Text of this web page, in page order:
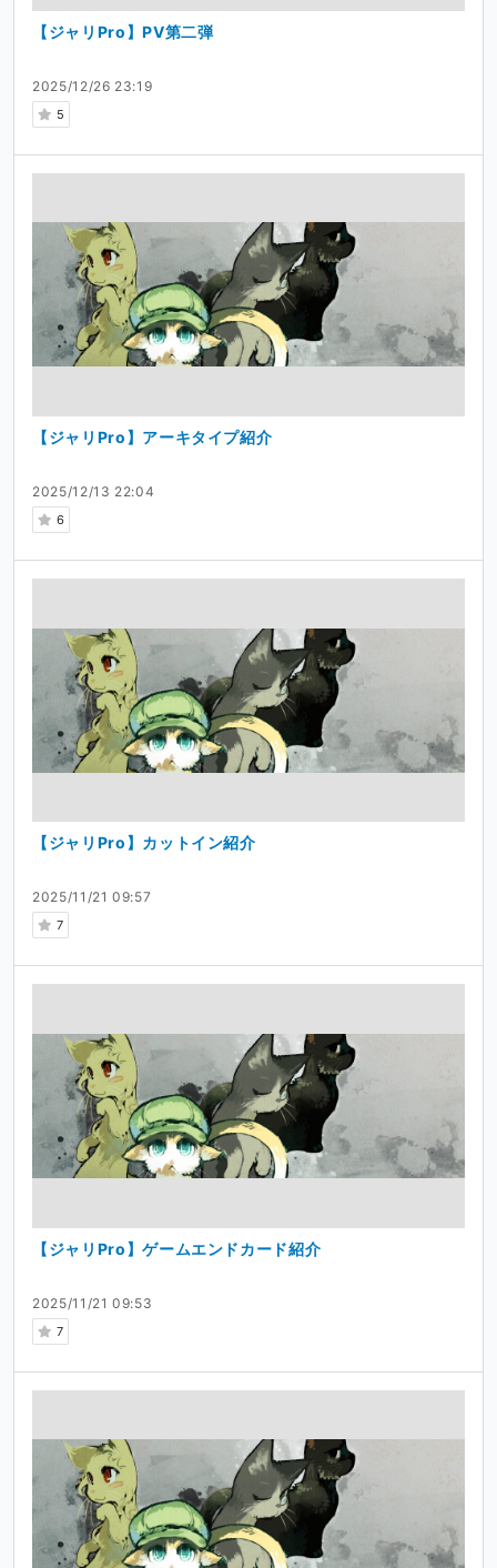
2025/12/26 23:19
5
【ジャリPro】PV第二弾
2025/12/13 22:04
6
【ジャリPro】アーキタイプ紹介
2025/11/21 09:57
7
【ジャリPro】カットイン紹介
2025/11/21 09:53
7
【ジャリPro】ゲームエンドカード紹介